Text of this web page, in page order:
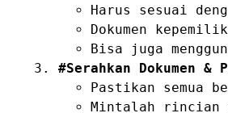
Harus sesuai
Dokumen
Bisa juga
#Serahkan Dokumen &
Pastikan semua
Mintalah rincian